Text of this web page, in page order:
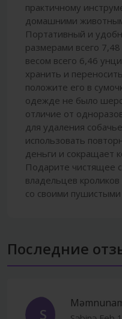
практичному
домашними
Портативный и
размерами всего
весом всего 6,46
хранить и
положите его в
одежде не было
отличие от
для удаления
использовать
деньги и сокращает
Подарите чистящее
владельцев
со своими
Последние
S